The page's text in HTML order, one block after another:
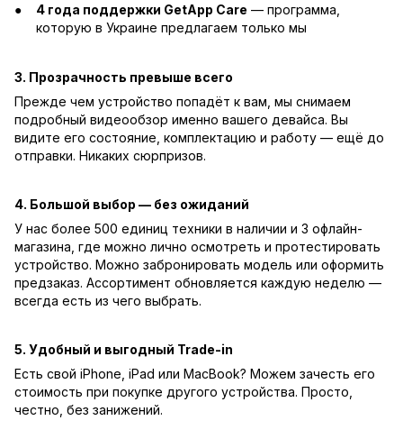
4 года поддержки GetApp Care — программа,
которую в Украине предлагаем только мы
3. Прозрачность превыше всего
Прежде чем устройство попадёт к вам, мы снимаем
подробный видеообзор именно вашего девайса. Вы
видите его состояние, комплектацию и работу — ещё до
отправки. Никаких сюрпризов.
4. Большой выбор — без ожиданий
У нас более 500 единиц техники в наличии и 3 офлайн-
магазина, где можно лично осмотреть и протестировать
устройство. Можно забронировать модель или оформить
предзаказ. Ассортимент обновляется каждую неделю —
всегда есть из чего выбрать.
5. Удобный и выгодный Trade-in
Есть свой iPhone, iPad или MacBook? Можем зачесть его
стоимость при покупке другого устройства. Просто,
честно, без занижений.